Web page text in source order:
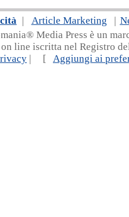
| Article Marketing |
Media Press è un
line iscritta nel Registro
| [ Aggiungi ai